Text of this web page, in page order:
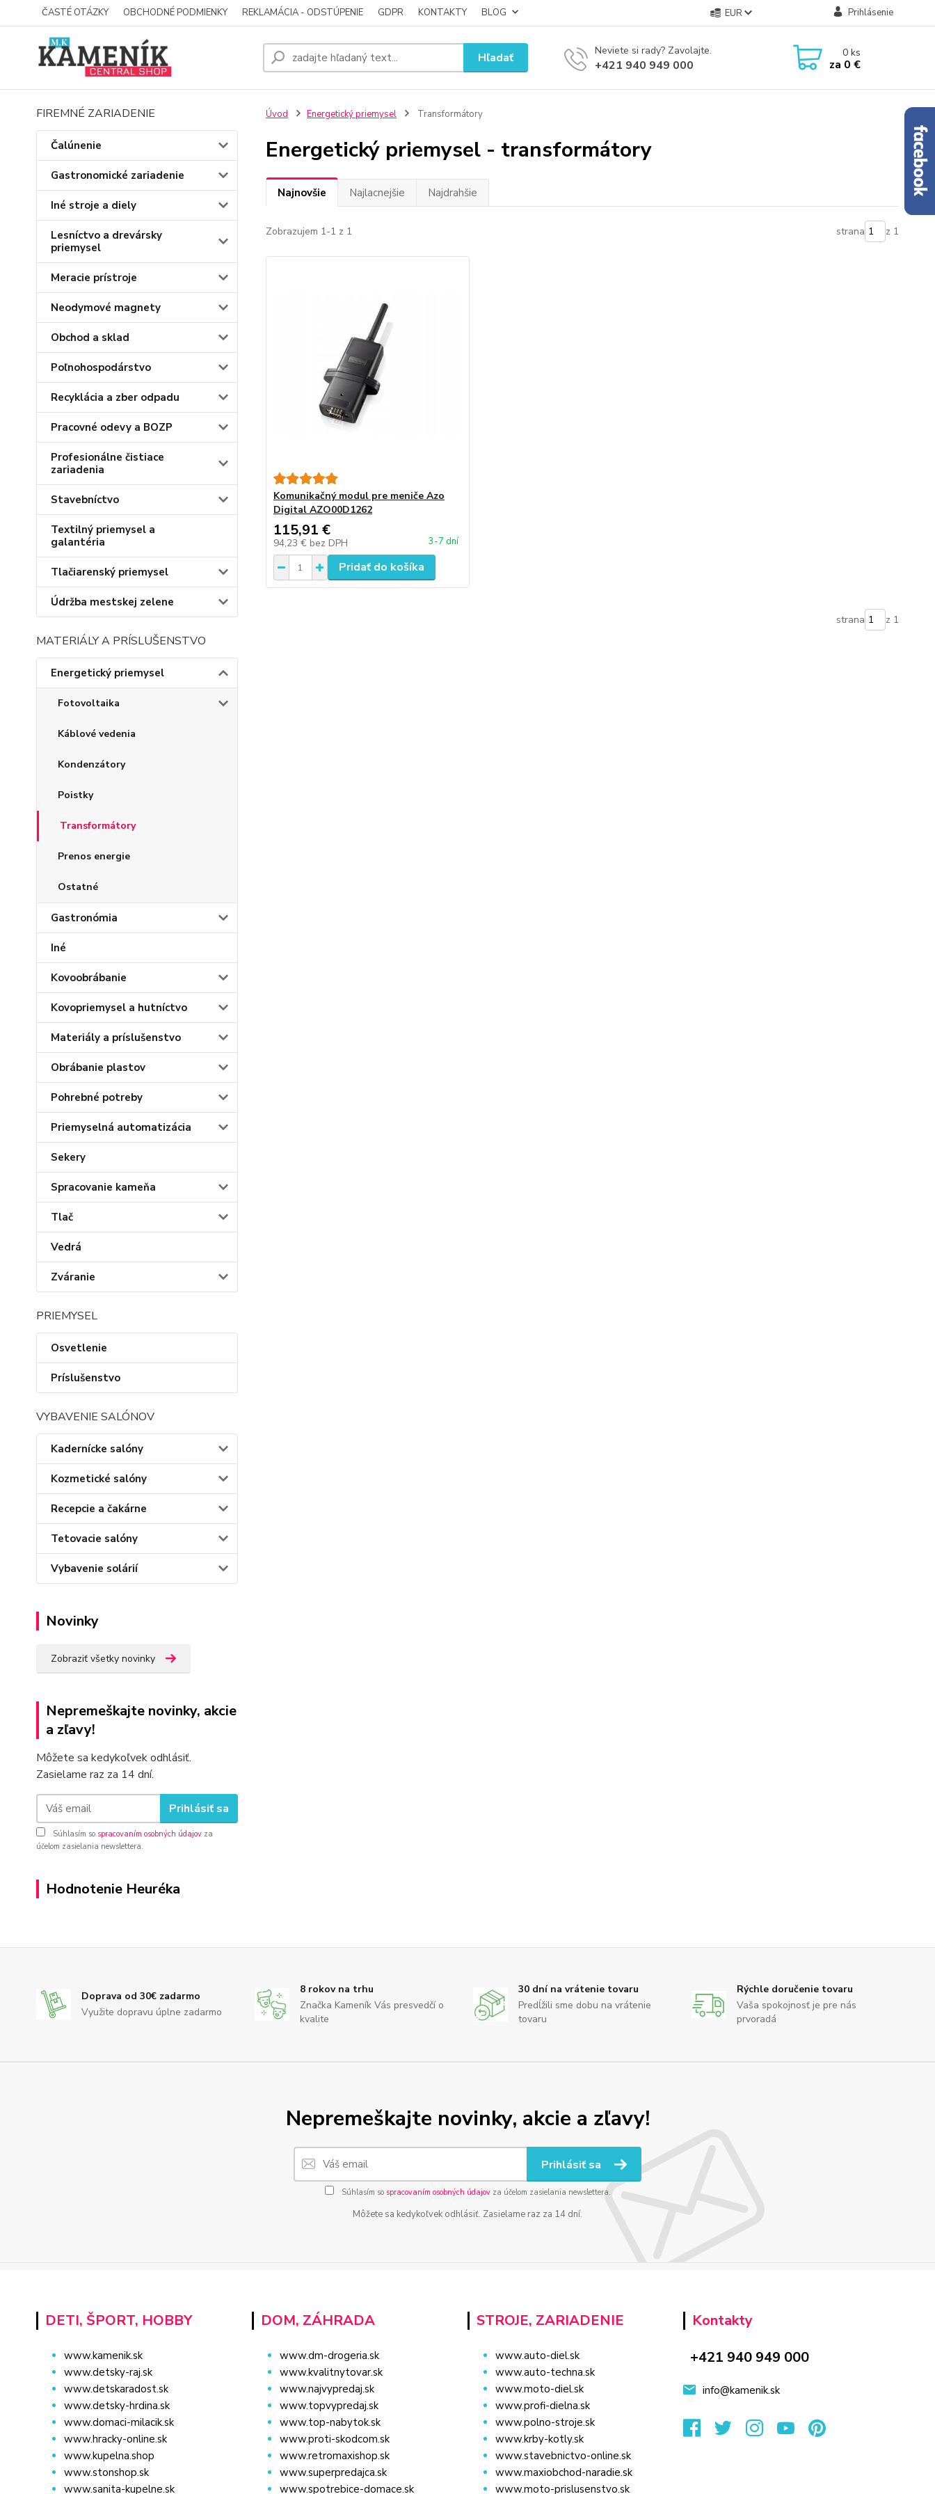
ČASTÉ OTÁZKY OBCHODNÉ PODMIENKY REKLAMÁCIA - ODSTÚPENIE GDPR KONTAKTY BLOG EUR Prihlásenie
Hľadať Neviete si rady? Zavolajte.
+421 940 949 000
0ks
za 0 €
FIREMNÉ ZARIADENIE
Čalúnenie
Gastronomické zariadenie
Iné stroje a diely
Lesníctvo a drevársky
priemysel
Meracie prístroje
Neodymové magnety
Obchod a sklad
Poľnohospodárstvo
Recyklácia a zber odpadu
Pracovné odevy a BOZP
Profesionálne čistiace
zariadenia
Stavebníctvo
Textilný priemysel a
galantéria
Tlačiarenský priemysel
Údržba mestskej zelene
MATERIÁLY A PRÍSLUŠENSTVO
Energetický priemysel
Fotovoltaika
Káblové vedenia
Kondenzátory
Poistky
Transformátory
Prenos energie
Ostatné
Gastronómia
Iné
Kovoobrábanie
Kovopriemysel a hutníctvo
Materiály a príslušenstvo
Obrábanie plastov
Pohrebné potreby
Priemyselná automatizácia
Sekery
Spracovanie kameňa
Tlač
Vedrá
Zváranie
PRIEMYSEL
Osvetlenie
Príslušenstvo
VYBAVENIE SALÓNOV
Kadernícke salóny
Kozmetické salóny
Recepcie a čakárne
Tetovacie salóny
Vybavenie solárií
Novinky
Zobraziť všetky novinky
Nepremeškajte novinky, akcie
a zľavy!
Môžete sa kedykoľvek odhlásiť.
Zasielame raz za 14 dní.
Prihlásiť sa
Súhlasím so spracovaním osobných údajov za
účelom zasielania newslettera.
Hodnotenie Heuréka
Úvod Energetický priemysel Transformátory
Energetický priemysel - transformátory
Najnovšie Najlacnejšie Najdrahšie
Zobrazujem 1-1 z 1 strana z 1
Komunikačný modul pre meniče Azo
Digital AZO00D1262
115,91 €
94,23 € bez DPH 3-7 dní
Pridať do košíka
strana z 1
Doprava od 30€ zadarmo
Využite dopravu úplne zadarmo
8 rokov na trhu
Značka Kameník Vás presvedčí o
kvalite
30 dní na vrátenie tovaru
Predĺžili sme dobu na vrátenie
tovaru
Rýchle doručenie tovaru
Vaša spokojnosť je pre nás
prvoradá
Nepremeškajte novinky, akcie a zľavy!
Prihlásiť sa
Súhlasím so spracovaním osobných údajovza účelom zasielania newslettera.
Môžete sa kedykoľvek odhlásiť. Zasielame raz za 14 dní.
DETI, ŠPORT, HOBBY
www.kamenik.sk
www.detsky-raj.sk
www.detskaradost.sk
www.detsky-hrdina.sk
www.domaci-milacik.sk
www.hracky-online.sk
www.kupelna.shop
www.stonshop.sk
www.sanita-kupelne.sk
DOM, ZÁHRADA
www.dm-drogeria.sk
www.kvalitnytovar.sk
www.najvypredaj.sk
www.topvypredaj.sk
www.top-nabytok.sk
www.proti-skodcom.sk
www.retromaxishop.sk
www.superpredajca.sk
www.spotrebice-domace.sk
STROJE, ZARIADENIE
www.auto-diel.sk
www.auto-techna.sk
www.moto-diel.sk
www.profi-dielna.sk
www.polno-stroje.sk
www.krby-kotly.sk
www.stavebnictvo-online.sk
www.maxiobchod-naradie.sk
www.moto-prislusenstvo.sk
Kontakty
+421 940 949 000
info@kamenik.sk